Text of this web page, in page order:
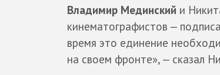
Владимир Мединский и
кинематографистов —
время это единение
на своем фронте», — сказал